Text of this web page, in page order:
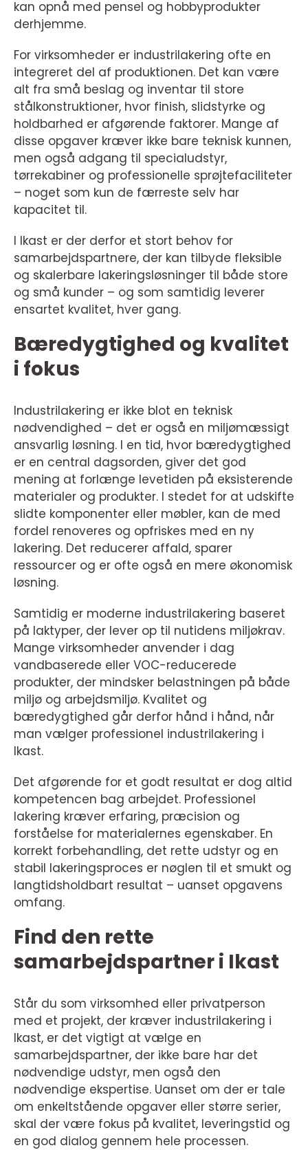
kan opnå med pensel og hobbyprodukter
derhjemme.
For virksomheder er industrilakering ofte en
integreret del af produktionen. Det kan være
alt fra små beslag og inventar til store
stålkonstruktioner, hvor finish, slidstyrke og
holdbarhed er afgørende faktorer. Mange af
disse opgaver kræver ikke bare teknisk kunnen,
men også adgang til specialudstyr,
tørrekabiner og professionelle sprøjtefaciliteter
– noget som kun de færreste selv har
kapacitet til.
I Ikast er der derfor et stort behov for
samarbejdspartnere, der kan tilbyde fleksible
og skalerbare lakeringsløsninger til både store
og små kunder – og som samtidig leverer
ensartet kvalitet, hver gang.
Bæredygtighed og kvalitet
i fokus
Industrilakering er ikke blot en teknisk
nødvendighed – det er også en miljømæssigt
ansvarlig løsning. I en tid, hvor bæredygtighed
er en central dagsorden, giver det god
mening at forlænge levetiden på eksisterende
materialer og produkter. I stedet for at udskifte
slidte komponenter eller møbler, kan de med
fordel renoveres og opfriskes med en ny
lakering. Det reducerer affald, sparer
ressourcer og er ofte også en mere økonomisk
løsning.
Samtidig er moderne industrilakering baseret
på laktyper, der lever op til nutidens miljøkrav.
Mange virksomheder anvender i dag
vandbaserede eller VOC-reducerede
produkter, der mindsker belastningen på både
miljø og arbejdsmiljø. Kvalitet og
bæredygtighed går derfor hånd i hånd, når
man vælger professionel industrilakering i
Ikast.
Det afgørende for et godt resultat er dog altid
kompetencen bag arbejdet. Professionel
lakering kræver erfaring, præcision og
forståelse for materialernes egenskaber. En
korrekt forbehandling, det rette udstyr og en
stabil lakeringsproces er nøglen til et smukt og
langtidsholdbart resultat – uanset opgavens
omfang.
Find den rette
samarbejdspartner i Ikast
Står du som virksomhed eller privatperson
med et projekt, der kræver industrilakering i
Ikast, er det vigtigt at vælge en
samarbejdspartner, der ikke bare har det
nødvendige udstyr, men også den
nødvendige ekspertise. Uanset om der er tale
om enkeltstående opgaver eller større serier,
skal der være fokus på kvalitet, leveringstid og
en god dialog gennem hele processen.